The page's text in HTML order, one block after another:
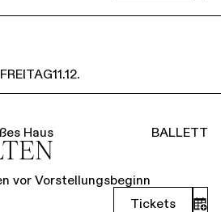
FREITAG11.12.
Haus BALLETT
vor Vorstellungsbeginn
Tickets